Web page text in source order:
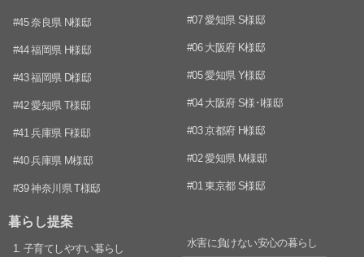
#45 奈良県 N様邸
#44 福岡県 H様邸
#43 福岡県 D様邸
#42 愛知県 T様邸
#41 兵庫県 F様邸
#40 兵庫県 M様邸
#39 神奈川県 T様邸
#07 愛知県 S様邸
#06 大阪府 K様邸
#05 愛知県 Y様邸
#04 大阪府 S様･I様邸
#03 京都府 H様邸
#02 愛知県 M様邸
#01 東京都 S様邸
暮らし提案
1. 子育てしやすい暮らし 水害に負けない安心の暮らし